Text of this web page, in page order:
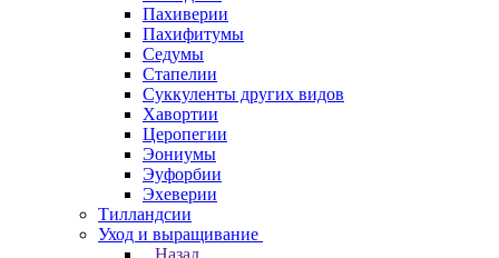
Пахиверии
Пахифитумы
Седумы
Стапелии
Суккуленты других видов
Хавортии
Церопегии
Эониумы
Эуфорбии
Эхеверии
Тилландсии
Уход и выращивание
Назад